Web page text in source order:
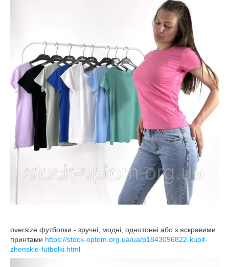
oversize футболки - зручні, модні, однотонні або з яскравими
принтами https://stock-optom.org.ua/ua/p1843096822-kupit-
zhenskie-futbolki.html